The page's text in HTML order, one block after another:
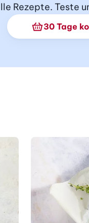
Rezepte.
30 Tage